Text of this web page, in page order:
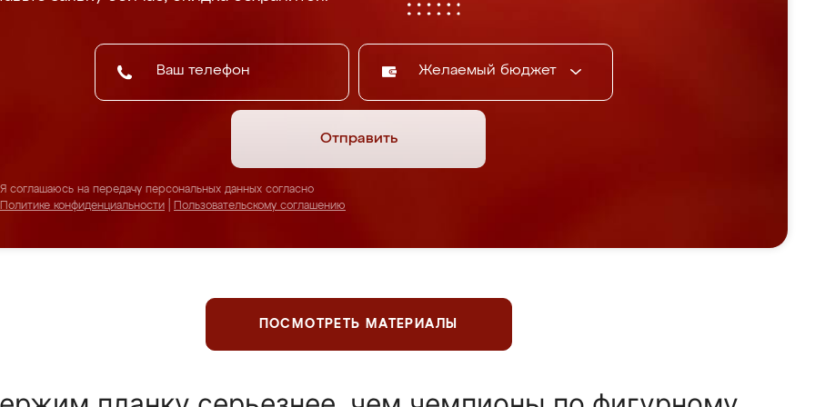
Желаемый бюджет
Отправить
Я соглашаюсь на передачу персональных данных согласно
Политике конфиденциальности
Пользовательскому соглашению
ПОСМОТРЕТЬ МАТЕРИАЛЫ